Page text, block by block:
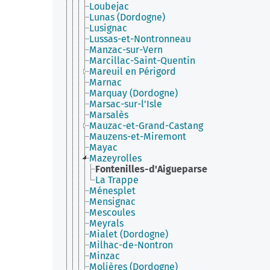
Loubejac
Lunas (Dordogne)
Lusignac
Lussas-et-Nontronneau
Manzac-sur-Vern
Marcillac-Saint-Quentin
Mareuil en Périgord
Marnac
Marquay (Dordogne)
Marsac-sur-l'Isle
Marsalès
Mauzac-et-Grand-Castang
Mauzens-et-Miremont
Mayac
Mazeyrolles
Fontenilles-d'Aigueparse
La Trappe
Ménesplet
Mensignac
Mescoules
Meyrals
Mialet (Dordogne)
Milhac-de-Nontron
Minzac
Molières (Dordogne)